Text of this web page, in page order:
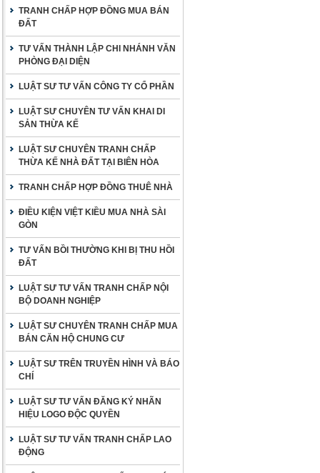
TRANH CHẤP HỢP ĐỒNG MUA BÁN
ĐẤT
TƯ VẤN THÀNH LẬP CHI NHÁNH VĂN
PHÒNG ĐẠI DIỆN
LUẬT SƯ TƯ VẤN CÔNG TY CỔ PHẦN
LUẬT SƯ CHUYÊN TƯ VẤN KHAI DI
SẢN THỪA KẾ
LUẬT SƯ CHUYÊN TRANH CHẤP
THỪA KẾ NHÀ ĐẤT TẠI BIÊN HÒA
TRANH CHẤP HỢP ĐỒNG THUÊ NHÀ
ĐIỀU KIỆN VIỆT KIỀU MUA NHÀ SÀI
GÒN
TƯ VẤN BỒI THƯỜNG KHI BỊ THU HỒI
ĐẤT
LUẬT SƯ TƯ VẤN TRANH CHẤP NỘI
BỘ DOANH NGHIỆP
LUẬT SƯ CHUYÊN TRANH CHẤP MUA
BÁN CĂN HỘ CHUNG CƯ
LUẬT SƯ TRÊN TRUYỀN HÌNH VÀ BÁO
CHÍ
LUẬT SƯ TƯ VẤN ĐĂNG KÝ NHÃN
HIỆU LOGO ĐỘC QUYỀN
LUẬT SƯ TƯ VẤN TRANH CHẤP LAO
ĐỘNG